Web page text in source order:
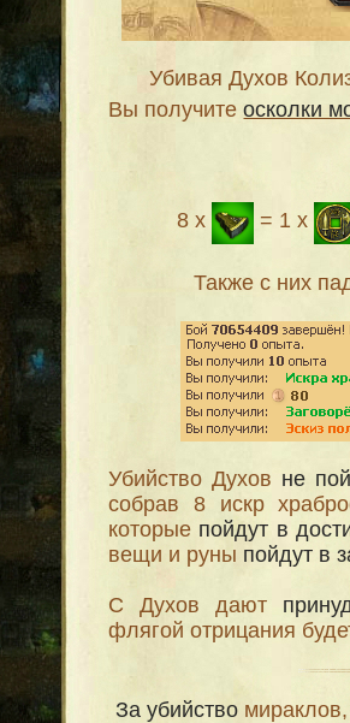
Убивая Духов
Вы получитеосколки
8 х = 1 х
Также с них
Убийство Духов не
собрав 8 искр
которые пойдут в
вещи и руны пойдут в
С Духов дают
флягой отрицания
За убийство